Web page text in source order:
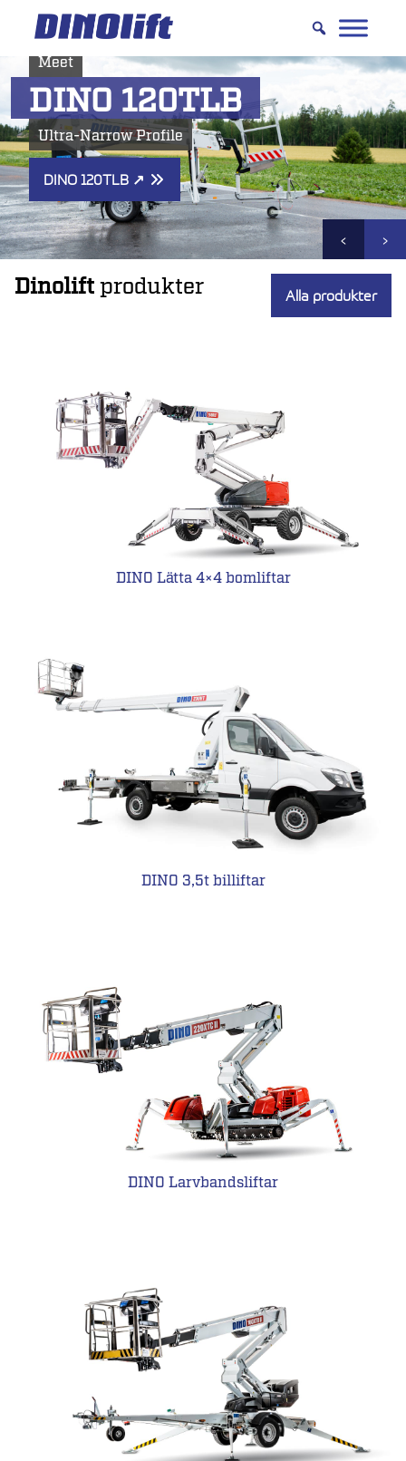
Hyppää
sisältöön
Meet
DINO 120TLB
Ultra-Narrow Profile
DINO 120TLB ↗
‹ ›
Dinoliftprodukter Alla produkter
DINO Lätta 4×4 bomliftar
DINO 3,5t billiftar
DINO Larvbandsliftar